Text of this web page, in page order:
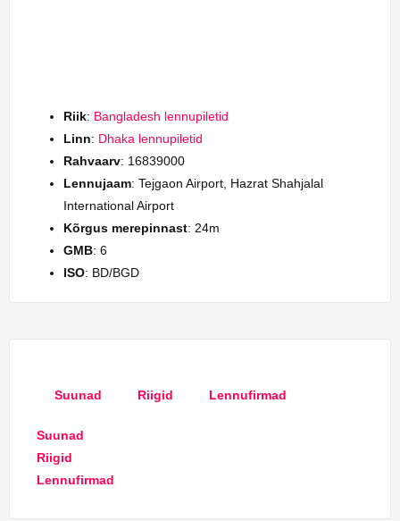
Riik: Bangladesh lennupiletid
Linn: Dhaka lennupiletid
Rahvaarv: 16839000
Lennujaam: Tejgaon Airport, Hazrat Shahjalal
International Airport
Kõrgus merepinnast: 24m
GMB: 6
ISO: BD/BGD
Suunad Riigid Lennufirmad
Suunad
Riigid
Lennufirmad